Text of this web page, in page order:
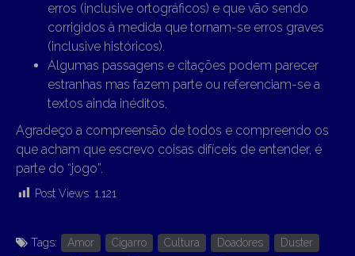
erros (inclusive ortográficos) e que vão sendo
corrigidos à medida que tornam-se erros graves
(inclusive históricos).
Algumas passagens e citações podem parecer
estranhas mas fazem parte ou referenciam-se a
textos ainda inéditos.
Agradeço a compreensão de todos e compreendo os
que acham que escrevo coisas difíceis de entender, é
parte do “jogo”.
Post Views: 1.121
Tags: Amor Cigarro Cultura Doadores
Duster